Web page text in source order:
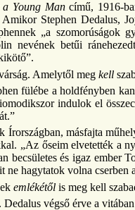
Young Mancímű, 1916-
Stephen Dedalus,
„a szomorúságok
nevének betűi
Amelytől meg kell
fülébe a holdfényben
indulok el
Írországban, másfajta
„Az őseim elvetették a
becsületes és igaz ember
ne hagytatok volna
emlékétőlis meg kell
végső érve a